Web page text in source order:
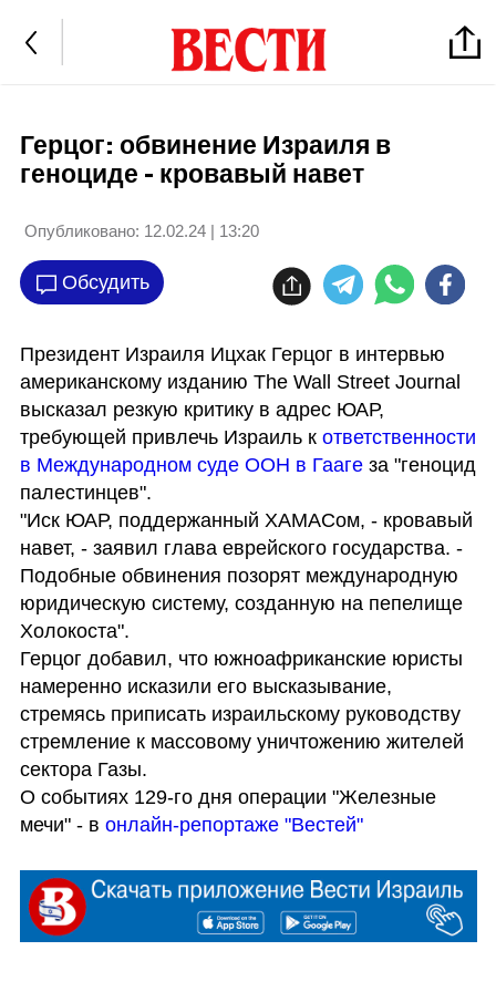
Герцог: обвинение Израиля в
геноциде - кровавый навет
Опубликовано: 12.02.24 | 13:20
Обсудить
Президент Израиля Ицхак Герцог в интервью
американскому изданию The Wall Street Journal
высказал резкую критику в адрес ЮАР,
требующей привлечь Израиль к ответственности
в Международном суде ООН в Гааге за "геноцид
палестинцев".
"Иск ЮАР, поддержанный ХАМАСом, - кровавый
навет, - заявил глава еврейского государства. -
Подобные обвинения позорят международную
юридическую систему, созданную на пепелище
Холокоста".
Герцог добавил, что южноафриканские юристы
намеренно исказили его высказывание,
стремясь приписать израильскому руководству
стремление к массовому уничтожению жителей
сектора Газы.
О событиях 129-го дня операции "Железные
мечи" - в онлайн-репортаже "Вестей"